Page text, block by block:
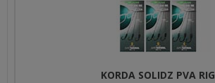
KORDA SOLIDZ PVA RIG